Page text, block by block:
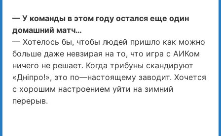
— У команды в этом году остался еще один
домашний матч…
— Хотелось бы, чтобы людей пришло как можно
больше даже невзирая на то, что игра с АИКом
ничего не решает. Когда трибуны скандируют
«Днiпро!», это по—настоящему заводит. Хочется
с хорошим настроением уйти на зимний
перерыв.